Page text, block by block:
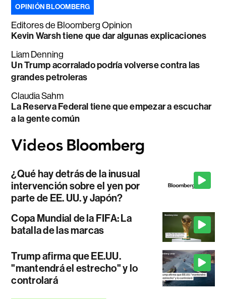
OPINIÓN BLOOMBERG
Editores de Bloomberg Opinion
Kevin Warsh tiene que dar algunas explicaciones
Liam Denning
Un Trump acorralado podría volverse contra las
grandes petroleras
Claudia Sahm
La Reserva Federal tiene que empezar a escuchar
a la gente común
¿Qué hay detrás de la inusual
intervención sobre el yen por
parte de EE. UU. y Japón?
Copa Mundial de la FIFA: La
batalla de las marcas
Trump afirma que EE.UU.
"mantendrá el estrecho" y lo
controlará